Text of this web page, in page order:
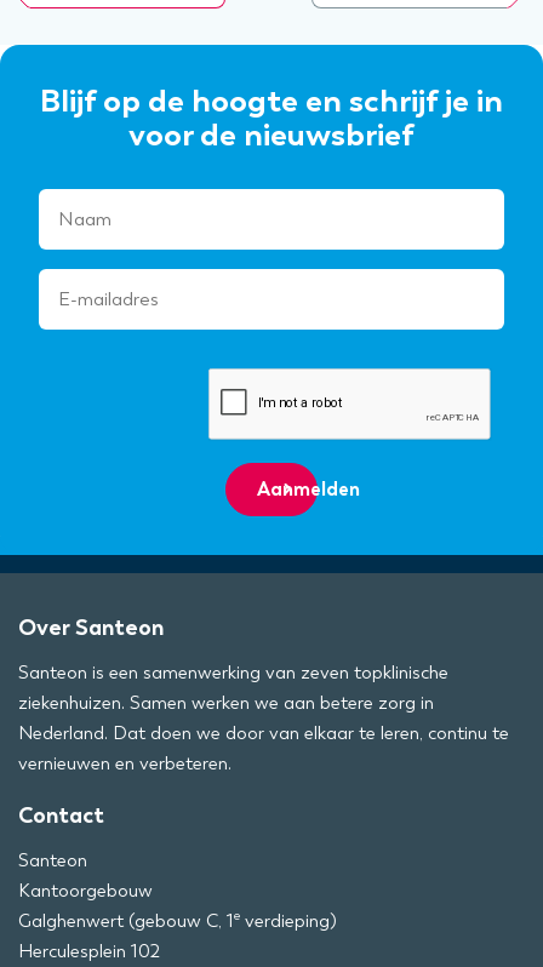
Blijf op de hoogte en schrijf je in
voor de nieuwsbrief
Aanmelden
Over Santeon
Santeon is een samenwerking van zeven topklinische
ziekenhuizen. Samen werken we aan betere zorg in
Nederland. Dat doen we door van elkaar te leren, continu te
vernieuwen en verbeteren.
Contact
Santeon
Kantoorgebouw
Galghenwert (gebouw C, 1e verdieping)
Herculesplein 102